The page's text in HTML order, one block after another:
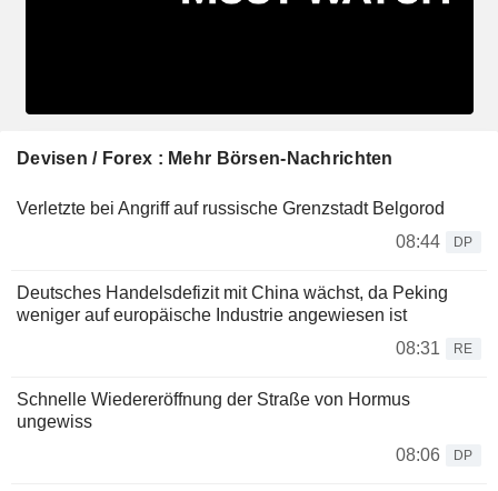
Devisen / Forex : Mehr Börsen-Nachrichten
Verletzte bei Angriff auf russische Grenzstadt Belgorod
08:44
DP
Deutsches Handelsdefizit mit China wächst, da Peking
weniger auf europäische Industrie angewiesen ist
08:31
RE
Schnelle Wiedereröffnung der Straße von Hormus
ungewiss
08:06
DP